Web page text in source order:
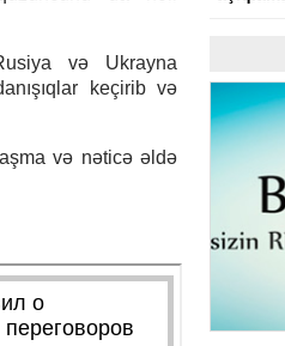
və Ukrayna
keçirib və
və nəticə əldə
13:01
şimşək
12:03